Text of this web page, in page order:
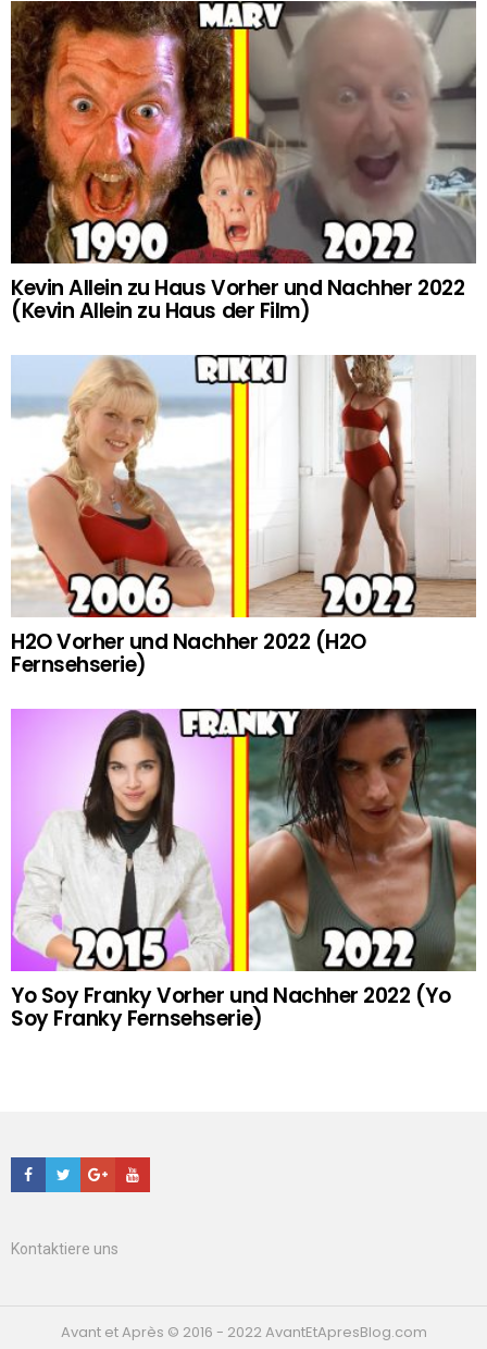
Kevin Allein zu Haus Vorher und Nachher 2022
(Kevin Allein zu Haus der Film)
H2O Vorher und Nachher 2022 (H2O
Fernsehserie)
Yo Soy Franky Vorher und Nachher 2022 (Yo
Soy Franky Fernsehserie)
Facebook
TwitterGoogle+Youtube
Kontaktiere uns
Avant et Après © 2016 - 2022 AvantEtApresBlog.com